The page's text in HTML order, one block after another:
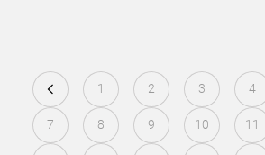
1 2 3 4
7 8 9 10 11